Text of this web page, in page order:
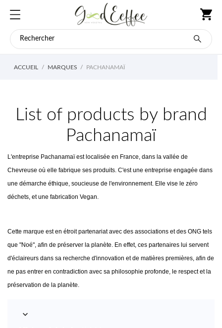
ACCUEIL MARQUES PACHANAMAÏ
List of products by brand
Pachanamaï
L'entreprise Pachanamaï est localisée en France, dans la vallée de
Chevreuse où elle fabrique ses produits. C'est une entreprise engagée dans
une démarche éthique, soucieuse de l'environnement. Elle vise le zéro
déchets, et une fabrication Vegan.
Cette marque est en étroit partenariat avec des associations et des ONG tels
que "Noé", afin de préserver la planète. En effet, ces partenaires lui servent
d'éclaireurs dans sa recherche d'innovation et de matières premières, afin de
ne pas entrer en contradiction avec sa philosophie profonde, le respect et la
préservation de la planète.
